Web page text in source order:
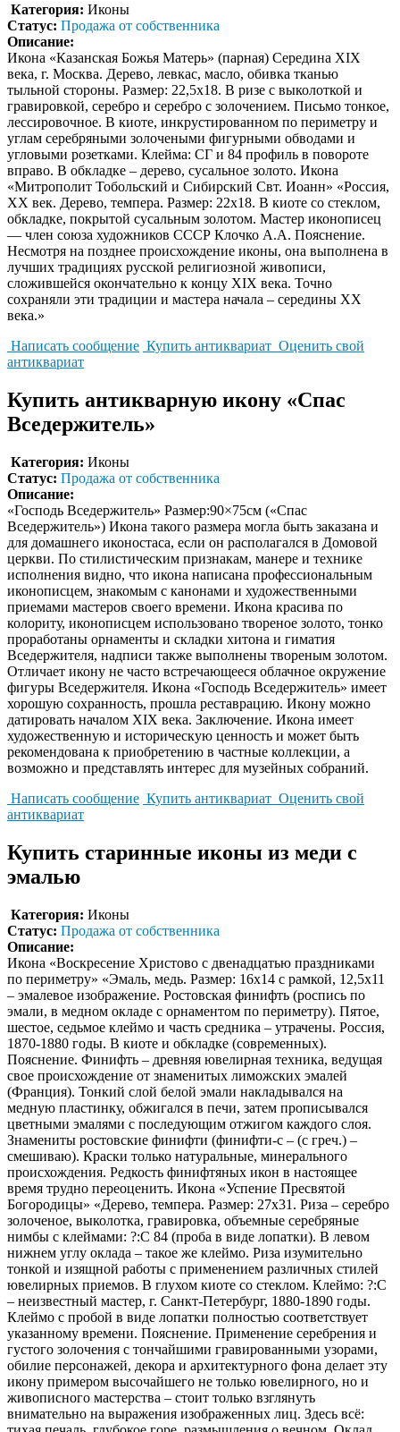
Категория: Иконы
Статус: Продажа от собственника
Описание:
Икона «Казанская Божья Матерь» (парная) Середина XIX
века, г. Москва. Дерево, левкас, масло, обивка тканью
тыльной стороны. Размер: 22,5х18. В ризе с выколоткой и
гравировкой, серебро и серебро с золочением. Письмо тонкое,
лессировочное. В киоте, инкрустированном по периметру и
углам серебряными золочеными фигурными обводами и
угловыми розетками. Клейма: СГ и 84 профиль в повороте
вправо. В обкладке – дерево, сусальное золото. Икона
«Митрополит Тобольский и Сибирский Свт. Иоанн» «Россия,
XX век. Дерево, темпера. Размер: 22х18. В киоте со стеклом,
обкладке, покрытой сусальным золотом. Мастер иконописец
— член союза художников СССР Клочко А.А. Пояснение.
Несмотря на позднее происхождение иконы, она выполнена в
лучших традициях русской религиозной живописи,
сложившейся окончательно к концу XIX века. Точно
сохраняли эти традиции и мастера начала – середины XX
века.»
Написать сообщение Купить антиквариат Оценить свой
антиквариат
Купить антикварную икону «Спас
Вседержитель»
Категория: Иконы
Статус: Продажа от собственника
Описание:
«Господь Вседержитель» Размер:90×75см («Спас
Вседержитель») Икона такого размера могла быть заказана и
для домашнего иконостаса, если он располагался в Домовой
церкви. По стилистическим признакам, манере и технике
исполнения видно, что икона написана профессиональным
иконописцем, знакомым с канонами и художественными
приемами мастеров своего времени. Икона красива по
колориту, иконописцем использовано твореное золото, тонко
проработаны орнаменты и складки хитона и гиматия
Вседержителя, надписи также выполнены твореным золотом.
Отличает икону не часто встречающееся облачное окружение
фигуры Вседержителя. Икона «Господь Вседержитель» имеет
хорошую сохранность, прошла реставрацию. Икону можно
датировать началом XIX века. Заключение. Икона имеет
художественную и историческую ценность и может быть
рекомендована к приобретению в частные коллекции, а
возможно и представлять интерес для музейных собраний.
Написать сообщение Купить антиквариат Оценить свой
антиквариат
Купить старинные иконы из меди с
эмалью
Категория: Иконы
Статус: Продажа от собственника
Описание:
Икона «Воскресение Христово с двенадцатью праздниками
по периметру» «Эмаль, медь. Размер: 16х14 с рамкой, 12,5х11
– эмалевое изображение. Ростовская финифть (роспись по
эмали, в медном окладе с орнаментом по периметру). Пятое,
шестое, седьмое клеймо и часть средника – утрачены. Россия,
1870-1880 годы. В киоте и обкладке (современных).
Пояснение. Финифть – древняя ювелирная техника, ведущая
свое происхождение от знаменитых лиможских эмалей
(Франция). Тонкий слой белой эмали накладывался на
медную пластинку, обжигался в печи, затем прописывался
цветными эмалями с последующим отжигом каждого слоя.
Знамениты ростовские финифти (финифти-с – (с греч.) –
смешиваю). Краски только натуральные, минерального
происхождения. Редкость финифтяных икон в настоящее
время трудно переоценить. Икона «Успение Пресвятой
Богородицы» «Дерево, темпера. Размер: 27х31. Риза – серебро
золоченое, выколотка, гравировка, объемные серебряные
нимбы с клеймами: ?:С 84 (проба в виде лопатки). В левом
нижнем углу оклада – такое же клеймо. Риза изумительно
тонкой и изящной работы с применением различных стилей
ювелирных приемов. В глухом киоте со стеклом. Клеймо: ?:С
– неизвестный мастер, г. Санкт-Петербург, 1880-1890 годы.
Клеймо с пробой в виде лопатки полностью соответствует
указанному времени. Пояснение. Применение серебрения и
густого золочения с тончайшими гравированными узорами,
обилие персонажей, декора и архитектурного фона делает эту
икону примером высочайшего не только ювелирного, но и
живописного мастерства – стоит только взглянуть
внимательно на выражения изображенных лиц. Здесь всё: